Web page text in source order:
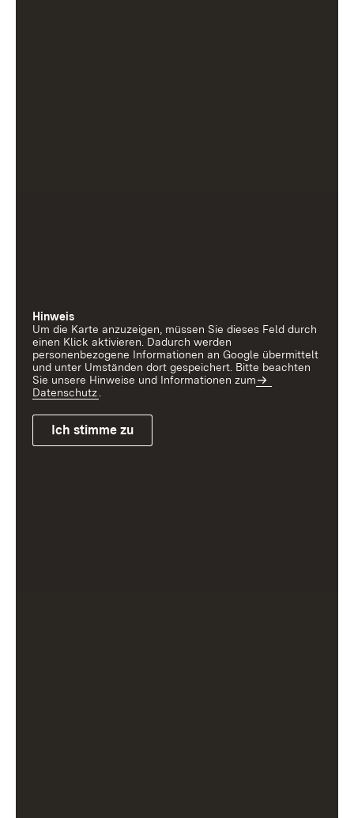
Hinweis
Um die Karte anzuzeigen, müssen Sie dieses Feld durch
einen Klick aktivieren. Dadurch werden
personenbezogene Informationen an Google übermittelt
und unter Umständen dort gespeichert. Bitte beachten
Sie unsere Hinweise und Informationen zum
Datenschutz
Ich stimme zu